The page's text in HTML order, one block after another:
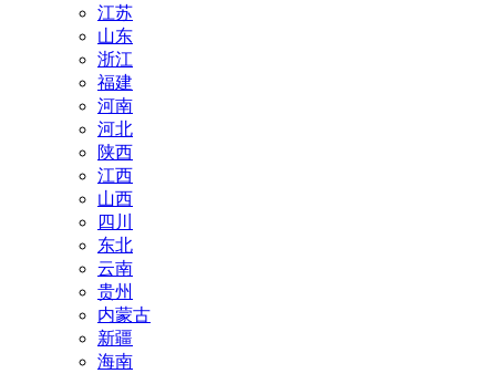
江苏
山东
浙江
福建
河南
河北
陕西
江西
山西
四川
东北
云南
贵州
内蒙古
新疆
海南